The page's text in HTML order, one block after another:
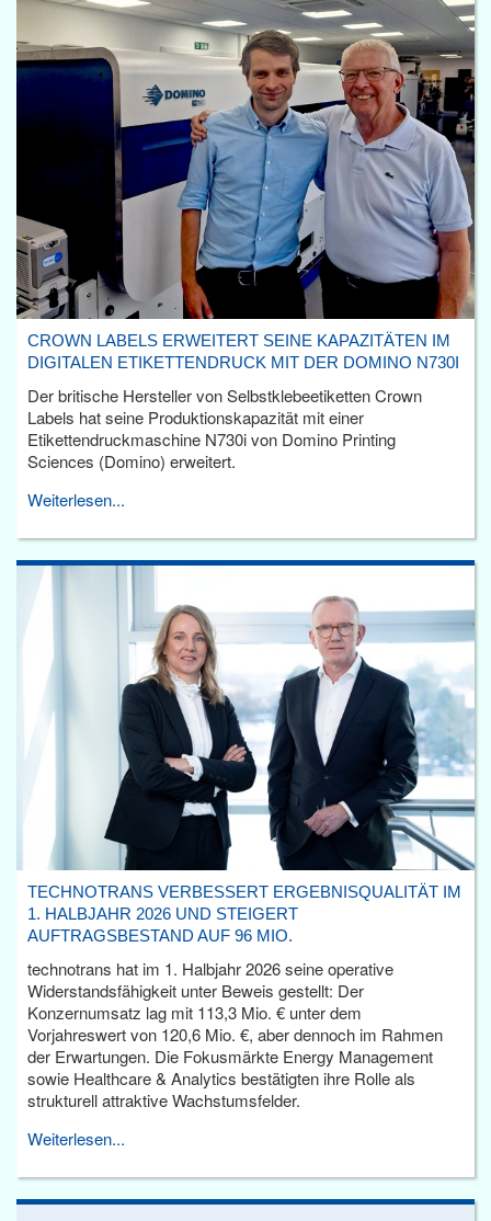
CROWN LABELS ERWEITERT SEINE KAPAZITÄTEN IM
DIGITALEN ETIKETTENDRUCK MIT DER DOMINO N730I
Der britische Hersteller von Selbstklebeetiketten Crown
Labels hat seine Produktionskapazität mit einer
Etikettendruckmaschine N730i von Domino Printing
Sciences (Domino) erweitert.
Weiterlesen...
TECHNOTRANS VERBESSERT ERGEBNISQUALITÄT IM
1. HALBJAHR 2026 UND STEIGERT
AUFTRAGSBESTAND AUF 96 MIO.
technotrans hat im 1. Halbjahr 2026 seine operative
Widerstandsfähigkeit unter Beweis gestellt: Der
Konzernumsatz lag mit 113,3 Mio. € unter dem
Vorjahreswert von 120,6 Mio. €, aber dennoch im Rahmen
der Erwartungen. Die Fokusmärkte Energy Management
sowie Healthcare & Analytics bestätigten ihre Rolle als
strukturell attraktive Wachstumsfelder.
Weiterlesen...